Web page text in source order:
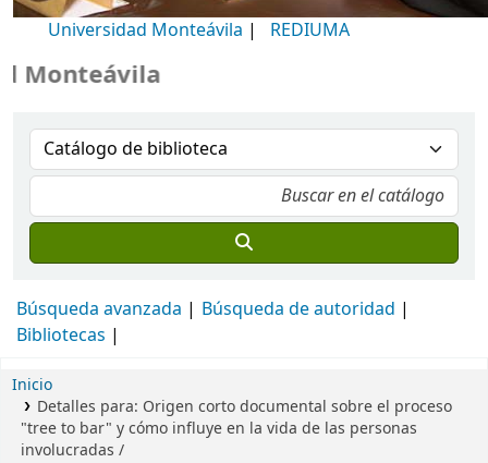
Universidad Monteávila | REDIUMA
Búsqueda avanzada
Búsqueda de autoridad
Bibliotecas
Inicio
Detalles para: Origen corto documental sobre el proceso
"tree to bar" y cómo influye en la vida de las personas
involucradas /